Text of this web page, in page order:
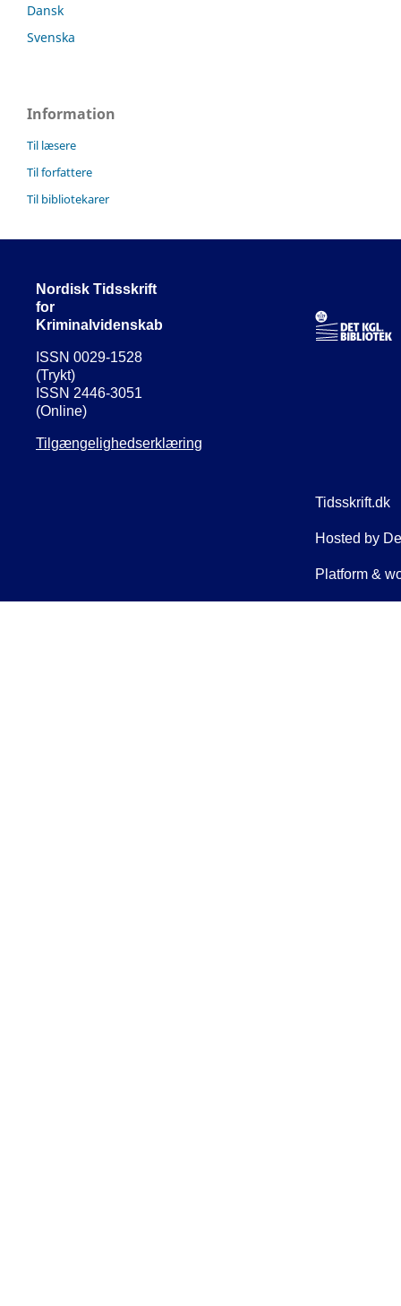
Dansk
Svenska
Information
Til læsere
Til forfattere
Til bibliotekarer
Nordisk Tidsskrift
for
Kriminalvidenskab
ISSN 0029-1528
(Trykt)
ISSN 2446-3051
(Online)
Tilgængelighedserklæring